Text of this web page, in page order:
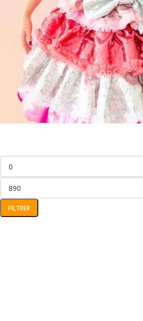
FILTRER PAR ANIMATIONS
Animations privées
Animations publiques
FILTRER PAR PRIX
FILTRER